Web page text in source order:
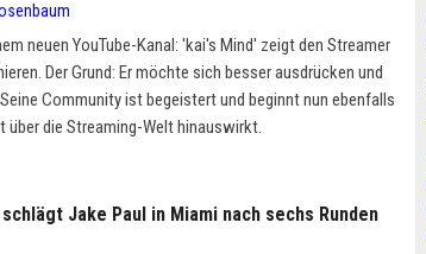
neuen YouTube-Kanal: 'kai's Mind' zeigt den Streamer
Der Grund: Er möchte sich besser ausdrücken und
Community ist begeistert und beginnt nun ebenfalls
über die Streaming-Welt hinauswirkt.
Jake Paul in Miami nach sechs Runden